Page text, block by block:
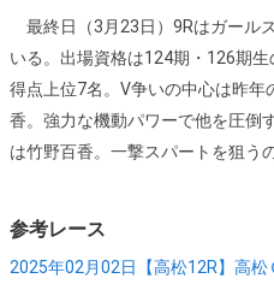
最終日（3月23日）9Rはガール
いる。出場資格は124期・126期
得点上位7名。V争いの中心は昨年
香。強力な機動パワーで他を圧倒
は竹野百香。一撃スパートを狙う
参考レース
2025年02月02日【高松12R】 高松